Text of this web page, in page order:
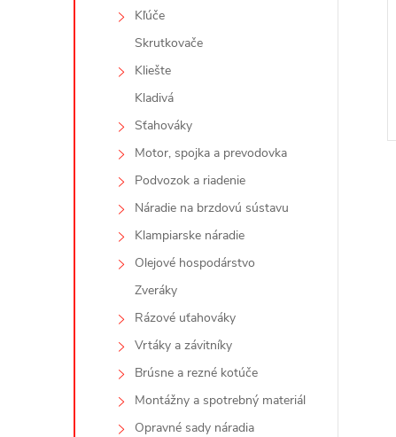
Kľúče
Skrutkovače
Kliešte
Kladivá
Sťahováky
Motor, spojka a prevodovka
Podvozok a riadenie
Náradie na brzdovú sústavu
Klampiarske náradie
Olejové hospodárstvo
Zveráky
Rázové uťahováky
Vrtáky a závitníky
Brúsne a rezné kotúče
Montážny a spotrebný materiál
Opravné sady náradia